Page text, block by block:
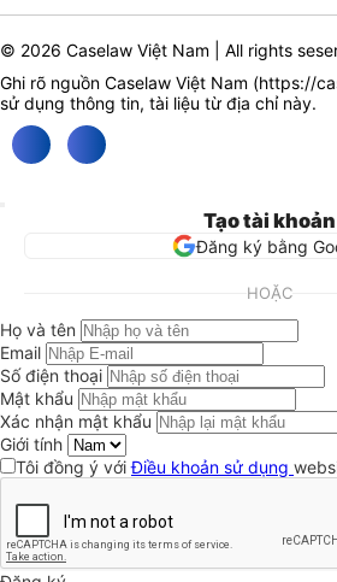
© 2026 Caselaw Việt Nam | All rights
Ghi rõ nguồn Caselaw Việt Nam (https://
sử dụng thông tin, tài liệu từ địa chỉ này.
Tạo tài khoản
Đăng ký bằng
HOẶC
Họ và tên
Email
Số điện thoại
Mật khẩu
Xác nhận mật khẩu
Giới tính
Tôi đồng ý vớiĐiều khoản sử dụng